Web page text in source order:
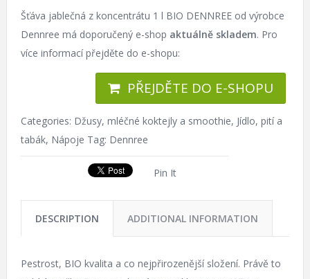
Šťáva jablečná z koncentrátu 1 l BIO DENNREE od výrobce
Dennree má doporučený e-shop aktuálně skladem. Pro
více informací přejděte do e-shopu:
PŘEJDĚTE DO E-SHOPU
Categories: Džusy, mléčné koktejly a smoothie, Jídlo, pití a
tabák, Nápoje Tag: Dennree
Pin It
DESCRIPTION ADDITIONAL INFORMATION
Pestrost, BIO kvalita a co nejpřirozenější složení. Právě to